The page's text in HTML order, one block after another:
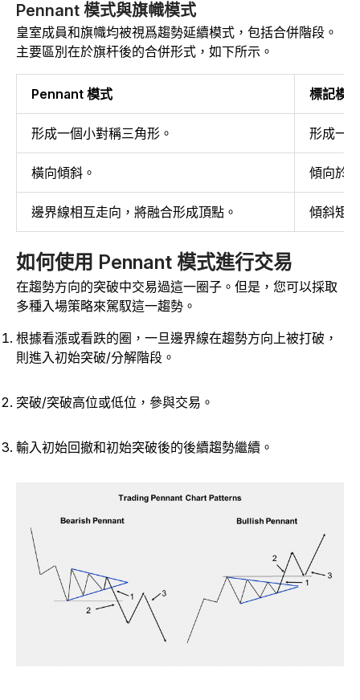
Pennant 模式與旗幟模式
皇室成員和旗幟均被視爲趨勢延續模式，包括合併階段。
主要區別在於旗杆後的合併形式，如下所示。
Pennant 模式 標記模式
形成一個小對稱三角形。 形成一
橫向傾斜。 傾向於
邊界線相互走向，將融合形成頂點。 傾斜矩
如何使用 Pennant 模式進行交易
在趨勢方向的突破中交易過這一圈子。但是，您可以採取
多種入場策略來駕馭這一趨勢。
根據看漲或看跌的圈，一旦邊界線在趨勢方向上被打破，
則進入初始突破/分解階段。
突破/突破高位或低位，參與交易。
輸入初始回撤和初始突破後的後續趨勢繼續。